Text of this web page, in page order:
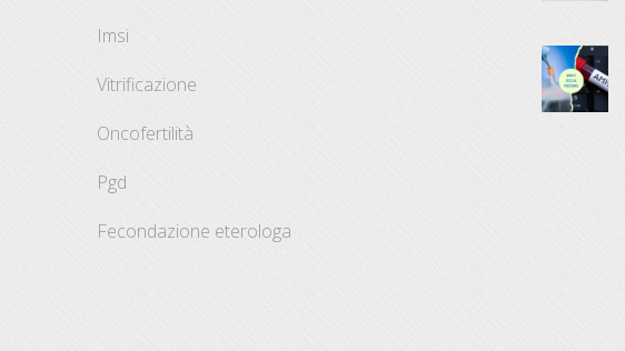
imsi
vitrificazione
oncofertilità
pgd
fecondazione eterologa